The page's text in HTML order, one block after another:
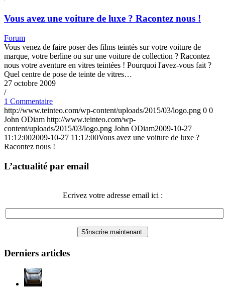
Vous avez une voiture de luxe ? Racontez nous !
Forum
Vous venez de faire poser des films teintés sur votre voiture de
marque, votre berline ou sur une voiture de collection ? Racontez
nous votre aventure en vitres teintées ! Pourquoi l'avez-vous fait ?
Quel centre de pose de teinte de vitres…
27 octobre 2009
/
1 Commentaire
http://www.teinteo.com/wp-content/uploads/2015/03/logo.png 0 0
John ODiam http://www.teinteo.com/wp-
content/uploads/2015/03/logo.png John ODiam2009-10-27
11:12:002009-10-27 11:12:00Vous avez une voiture de luxe ?
Racontez nous !
L’actualité par email
Ecrivez votre adresse email ici :
Derniers articles